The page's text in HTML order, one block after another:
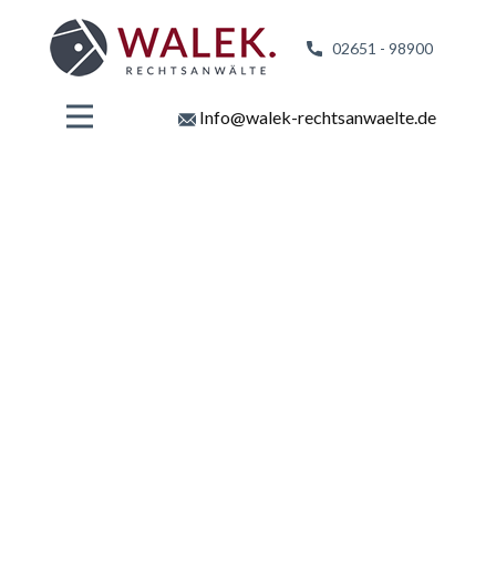
02651 - 98900
Info@walek-rechtsanwaelte.de